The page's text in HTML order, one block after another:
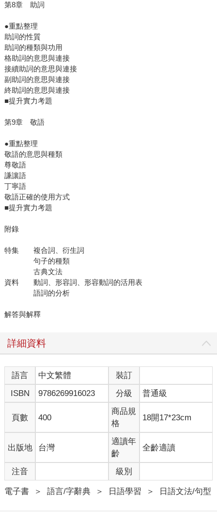
第8章 助詞
●重點整理
助詞的性質
助詞的種類與功用
格助詞的意思與連接
接續助詞的意思與連接
副助詞的意思與連接
終助詞的意思與連接
■提升實力考題
第9章 敬語
●重點整理
敬語的意思與種類
尊敬語
謙讓語
丁寧語
敬語正確的使用方式
■提升實力考題
附錄
特集 複合詞、衍生詞
句子的種類
古典文法
資料 動詞、形容詞、形容動詞的活用表
語詞的分析
解答與解釋
詳細資料
語言 中文繁體
裝訂
ISBN
9786269916023 分級 普通級
頁數 400
商品規
格
18開17*23cm
出版地 台灣
適讀年
齡
全齡適讀
注音 級別
電子書 ＞ 語言/字辭典 ＞ 日語學習 ＞ 日語文法/句型